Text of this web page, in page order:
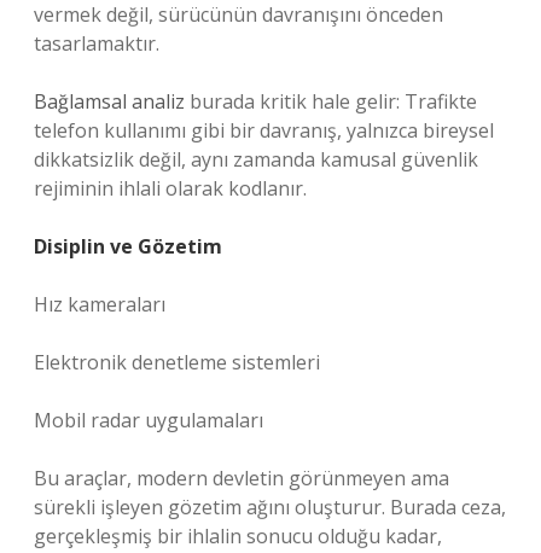
vermek değil, sürücünün davranışını önceden
tasarlamaktır.
Bağlamsal analiz burada kritik hale gelir: Trafikte
telefon kullanımı gibi bir davranış, yalnızca bireysel
dikkatsizlik değil, aynı zamanda kamusal güvenlik
rejiminin ihlali olarak kodlanır.
Disiplin ve Gözetim
Hız kameraları
Elektronik denetleme sistemleri
Mobil radar uygulamaları
Bu araçlar, modern devletin görünmeyen ama
sürekli işleyen gözetim ağını oluşturur. Burada ceza,
gerçekleşmiş bir ihlalin sonucu olduğu kadar,